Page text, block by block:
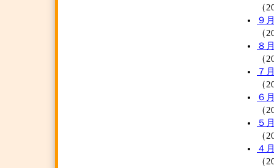
（
９
（
８
（
７
（
６
（
５
（
４
（